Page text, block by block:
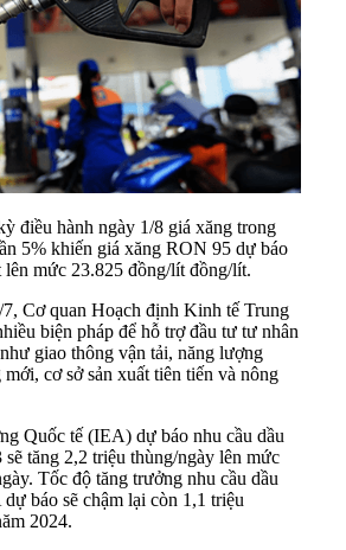
điều hành ngày 1/8 giá xăng trong
5% khiến giá xăng RON 95 dự báo
lên mức 23.825 đồng/lít đồng/lít.
Cơ quan Hoạch định Kinh tế Trung
biện pháp để hỗ trợ đầu tư tư nhân
giao thông vận tải, năng lượng
mới, cơ sở sản xuất tiên tiến và nông
Quốc tế (IEA) dự báo nhu cầu dầu
sẽ tăng 2,2 triệu thùng/ngày lên mức
Tốc độ tăng trưởng nhu cầu dầu
báo sẽ chậm lại còn 1,1 triệu
2024.